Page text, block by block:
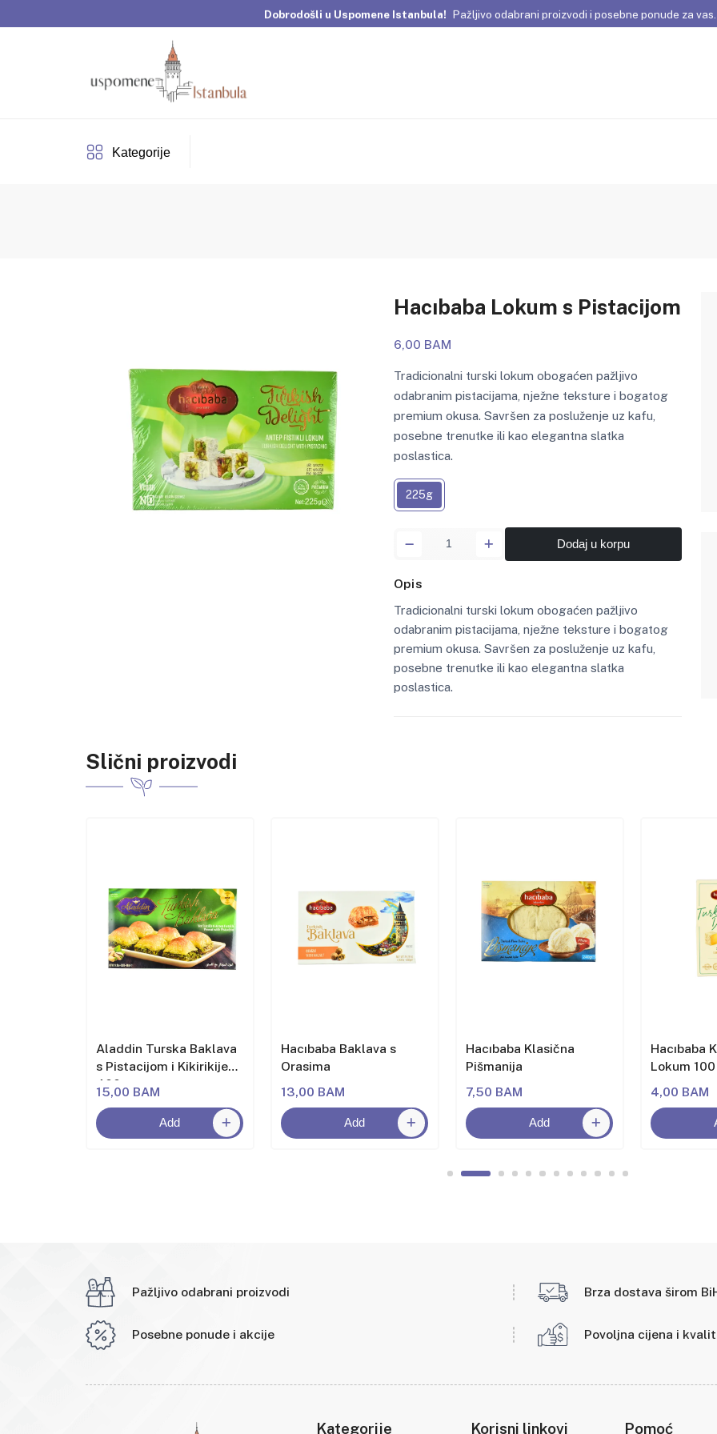
Dobrodošli u Uspomene Istanbula! Pažljivo odabrani proizvodi i posebne ponude za vas.
Brza dostava širom BiH. Naručite online ili nas kontaktirajte za pomoć pri kupovini.
Kategorije
Hacıbaba Lokum s Pistacijom
6,00 BAM
Tradicionalni turski lokum obogaćen pažljivo
odabranim pistacijama, nježne teksture i bogatog
premium okusa. Savršen za posluženje uz kafu,
posebne trenutke ili kao elegantna slatka
poslastica.
225g
Dodaj u korpu
Opis
Tradicionalni turski lokum obogaćen pažljivo
odabranim pistacijama, nježne teksture i bogatog
premium okusa. Savršen za posluženje uz kafu,
posebne trenutke ili kao elegantna slatka
poslastica.
Slični proizvodi
Aladdin Turska Baklava
s Pistacijom i Kikirikijem
400g
15,00 BAM
Add
Hacıbaba Baklava s
Orasima
13,00 BAM
Add
Hacıbaba Klasična
Pišmanija
7,50 BAM
Add
Hacıbaba
Lokum
4,00 BAM
Pažljivo odabrani proizvodi Brza dostava širom
Posebne ponude i akcije Povoljna cijena i
Kategorije Korisni linkovi Pomoć